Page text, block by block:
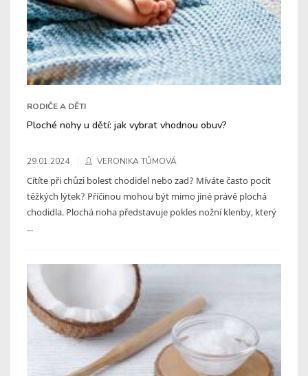
RODIČE A DĚTI
Ploché nohy u dětí: jak vybrat vhodnou obuv?
29.01.2024 VERONIKA TŮMOVÁ
Cítíte při chůzi bolest chodidel nebo zad? Míváte často pocit
těžkých lýtek? Příčinou mohou být mimo jiné právě plochá
chodidla. Plochá noha představuje pokles nožní klenby, který
...